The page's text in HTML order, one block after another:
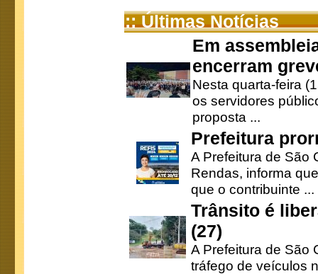
:: Últimas Notícias
Em
encerram
Nesta quarta-feira
os servidores
proposta ...
Prefeitura
A Prefeitura de São
Rendas, informa
que o contribuinte ...
Trânsito é
(27)
A Prefeitura de São
tráfego de veículos